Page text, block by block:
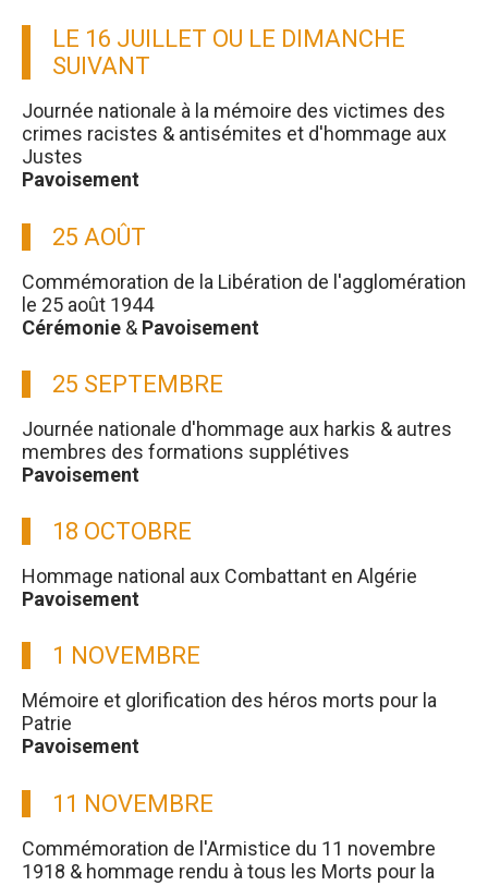
LE 16 JUILLET OU LE DIMANCHE
SUIVANT
Journée nationale à la mémoire des victimes des
crimes racistes & antisémites et d'hommage aux
Justes
Pavoisement
25 AOÛT
Commémoration de la Libération de l'agglomération
le 25 août 1944
Cérémonie & Pavoisement
25 SEPTEMBRE
Journée nationale d'hommage aux harkis & autres
membres des formations supplétives
Pavoisement
18 OCTOBRE
Hommage national aux Combattant en Algérie
Pavoisement
1 NOVEMBRE
Mémoire et glorification des héros morts pour la
Patrie
Pavoisement
11 NOVEMBRE
Commémoration de l'Armistice du 11 novembre
1918 & hommage rendu à tous les Morts pour la